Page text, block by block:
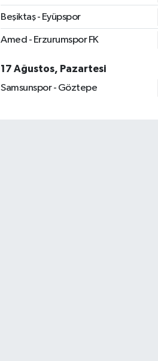
Beşiktaş - Eyüpspor
Amed - Erzurumspor FK
17 Ağustos, Pazartesi
Samsunspor - Göztepe